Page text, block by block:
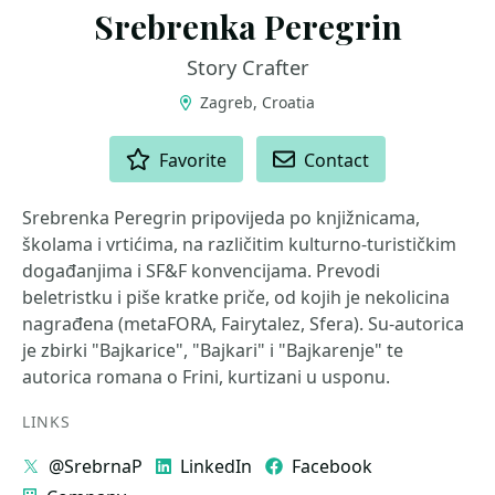
Srebrenka Peregrin
Story Crafter
Zagreb, Croatia
Favorite Contact
Srebrenka Peregrin pripovijeda po knjižnicama,
školama i vrtićima, na različitim kulturno-turističkim
događanjima i SF&F konvencijama. Prevodi
beletristku i piše kratke priče, od kojih je nekolicina
nagrađena (metaFORA, Fairytalez, Sfera). Su-autorica
je zbirki "Bajkarice", "Bajkari" i "Bajkarenje" te
autorica romana o Frini, kurtizani u usponu.
LINKS
@SrebrnaP LinkedIn
Facebook